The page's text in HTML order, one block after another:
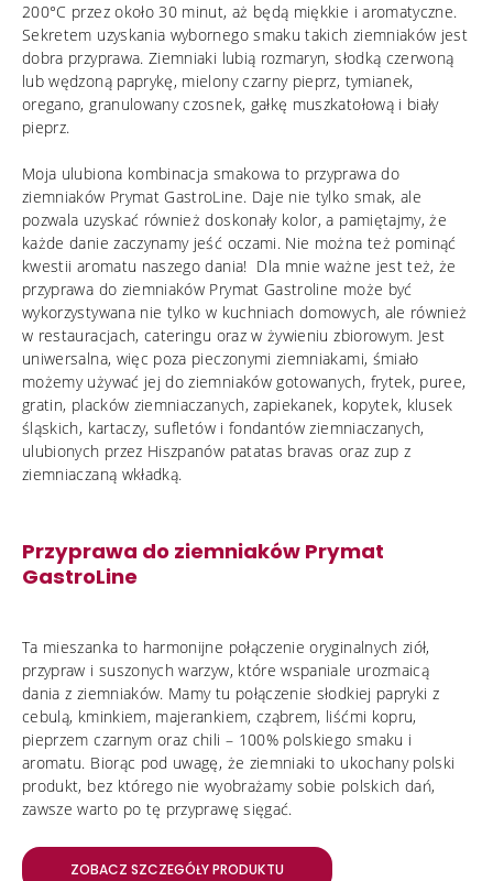
200°C przez około 30 minut, aż będą miękkie i aromatyczne.
Sekretem uzyskania wybornego smaku takich ziemniaków jest
dobra przyprawa. Ziemniaki lubią rozmaryn, słodką czerwoną
lub wędzoną paprykę, mielony czarny pieprz, tymianek,
oregano, granulowany czosnek, gałkę muszkatołową i biały
pieprz.
Moja ulubiona kombinacja smakowa to przyprawa do
ziemniaków Prymat GastroLine. Daje nie tylko smak, ale
pozwala uzyskać również doskonały kolor, a pamiętajmy, że
każde danie zaczynamy jeść oczami. Nie można też pominąć
kwestii aromatu naszego dania! Dla mnie ważne jest też, że
przyprawa do ziemniaków Prymat Gastroline może być
wykorzystywana nie tylko w kuchniach domowych, ale również
w restauracjach, cateringu oraz w żywieniu zbiorowym. Jest
uniwersalna, więc poza pieczonymi ziemniakami, śmiało
możemy używać jej do ziemniaków gotowanych, frytek, puree,
gratin, placków ziemniaczanych, zapiekanek, kopytek, klusek
śląskich, kartaczy, sufletów i fondantów ziemniaczanych,
ulubionych przez Hiszpanów patatas bravas oraz zup z
ziemniaczaną wkładką.
Przyprawa do ziemniaków Prymat
GastroLine
Ta mieszanka to harmonijne połączenie oryginalnych ziół,
przypraw i suszonych warzyw, które wspaniale urozmaicą
dania z ziemniaków. Mamy tu połączenie słodkiej papryki z
cebulą, kminkiem, majerankiem, cząbrem, liśćmi kopru,
pieprzem czarnym oraz chili – 100% polskiego smaku i
aromatu. Biorąc pod uwagę, że ziemniaki to ukochany polski
produkt, bez którego nie wyobrażamy sobie polskich dań,
zawsze warto po tę przyprawę sięgać.
ZOBACZ SZCZEGÓŁY PRODUKTU